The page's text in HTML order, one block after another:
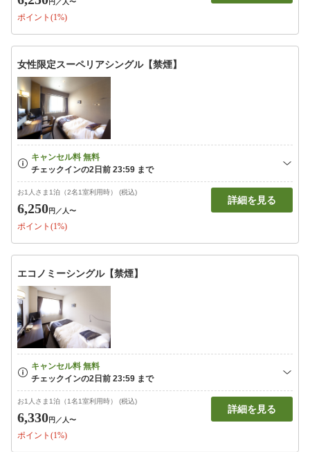
円 ／人〜
ポイント(1%)
女性限定スーペリアシングル【禁煙】
お1人さま1泊（2名1室利用時） (税込)
6,250円 ／人〜
ポイント(1%)
詳細を見る
エコノミーシングル【禁煙】
お1人さま1泊（1名1室利用時） (税込)
6,330円 ／人〜
ポイント(1%)
詳細を見る